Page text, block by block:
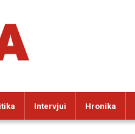
Intervjui Hronika